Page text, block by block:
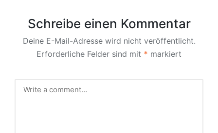
Schreibe einen Kommentar
Deine E-Mail-Adresse wird nicht veröffentlicht.
Erforderliche Felder sind mit * markiert